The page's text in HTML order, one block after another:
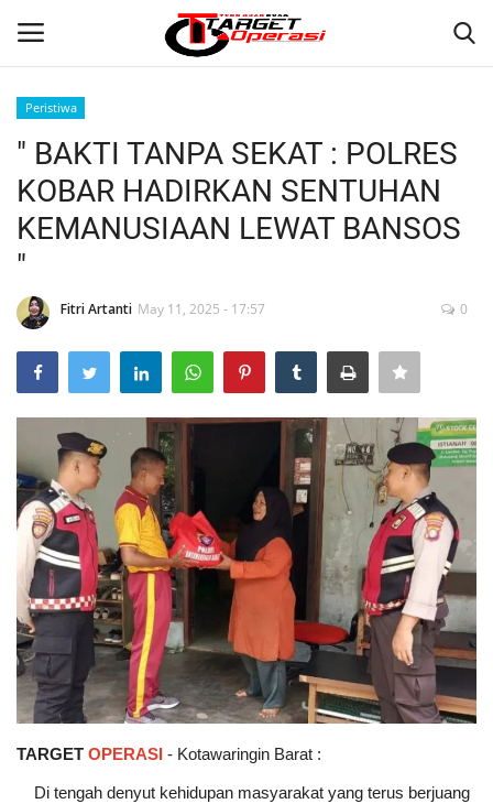
Home
Contact
NASIONAL
INTERNASIONAL
TO.CHANEL
TO.NETWORK
Peristiwa
" BAKTI TANPA SEKAT : POLRES
KOBAR HADIRKAN SENTUHAN
KEMANUSIAAN LEWAT BANSOS
"
Fitri Artanti May 11, 2025 - 17:57 0
TARGET OPERASI - Kotawaringin Barat :
Di tengah denyut kehidupan masyarakat yang terus berjuang